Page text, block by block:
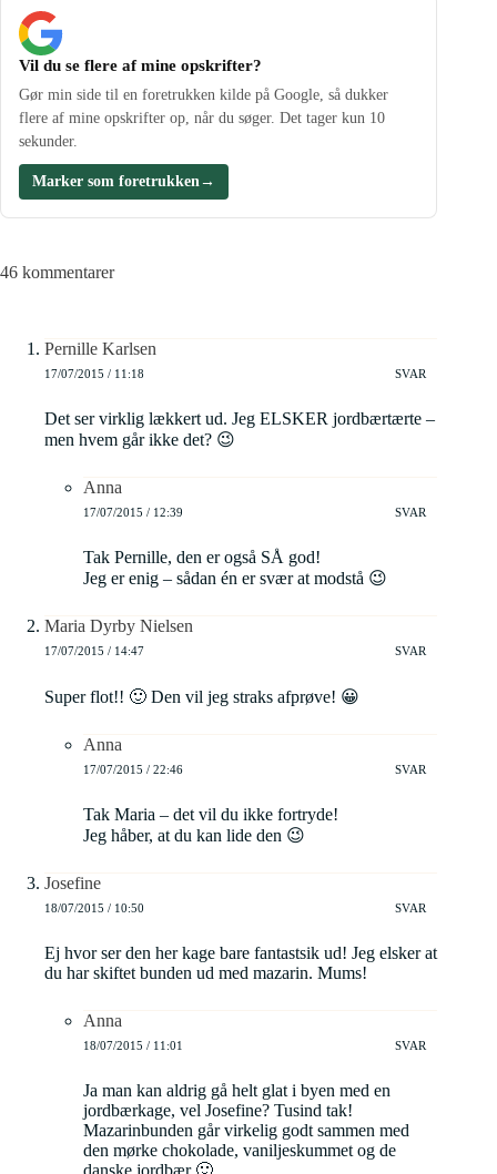
Vil du se flere af mine opskrifter?
Gør min side til en foretrukken kilde på Google, så dukker
flere af mine opskrifter op, når du søger. Det tager kun 10
sekunder.
Marker som foretrukken→
46 kommentarer
Pernille Karlsen
17/07/2015 / 11:18 SVAR
Det ser virklig lækkert ud. Jeg ELSKER jordbærtærte –
men hvem går ikke det? 😉
Anna
17/07/2015 / 12:39 SVAR
Tak Pernille, den er også SÅ god!
Jeg er enig – sådan én er svær at modstå 😉
Maria Dyrby Nielsen
17/07/2015 / 14:47 SVAR
Super flot!! 🙂 Den vil jeg straks afprøve! 😀
Anna
17/07/2015 / 22:46 SVAR
Tak Maria – det vil du ikke fortryde!
Jeg håber, at du kan lide den 😉
Josefine
18/07/2015 / 10:50 SVAR
Ej hvor ser den her kage bare fantastsik ud! Jeg elsker at
du har skiftet bunden ud med mazarin. Mums!
Anna
18/07/2015 / 11:01 SVAR
Ja man kan aldrig gå helt glat i byen med en
jordbærkage, vel Josefine? Tusind tak!
Mazarinbunden går virkelig godt sammen med
den mørke chokolade, vaniljeskummet og de